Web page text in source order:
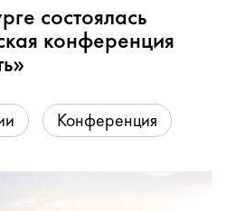
состоялась
конференция
Конференция